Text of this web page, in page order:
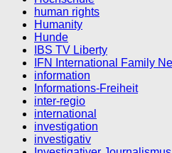
human rights
Humanity
Hunde
IBS TV Liberty
IFN International Family
information
Informations-Freiheit
inter-regio
international
investigation
investigativ